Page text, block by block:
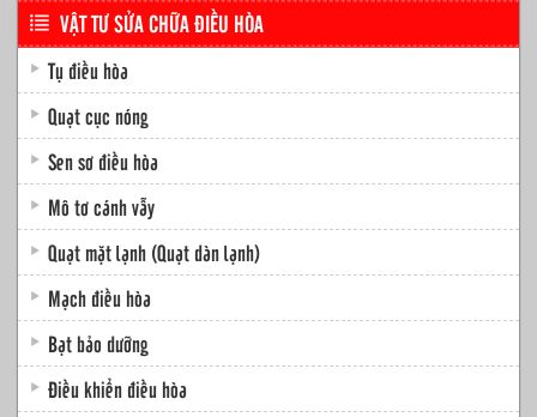
VẬT TƯ SỬA CHỮA ĐIỀU HÒA
Tụ điều hòa
Quạt cục nóng
Sen sơ điều hòa
Mô tơ cánh vẫy
Quạt mặt lạnh (Quạt dàn lạnh)
Mạch điều hòa
Bạt bảo dưỡng
Điều khiển điều hòa